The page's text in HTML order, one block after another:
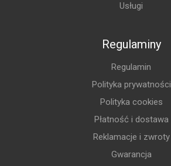
Usługi
Regulaminy
Regulamin
Polityka prywatności
Polityka cookies
Płatność i dostawa
Reklamacje i zwroty
Gwarancja